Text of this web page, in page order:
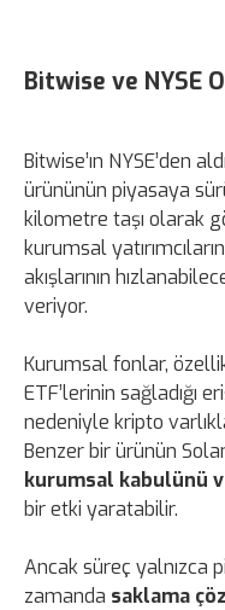
Bitwise ve NYSE
Bitwise’ın NYSE’den
ürününün piyasaya
kilometre taşı olarak
kurumsal
akışlarının
veriyor.
Kurumsal fonlar,
ETF’lerinin sağladığı
nedeniyle kripto
Benzer bir ürünün
kurumsal kabulünü
bir etki yaratabilir.
Ancak süreç yalnızca
zamanda saklama